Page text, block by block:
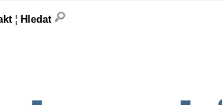
¦ Hledat